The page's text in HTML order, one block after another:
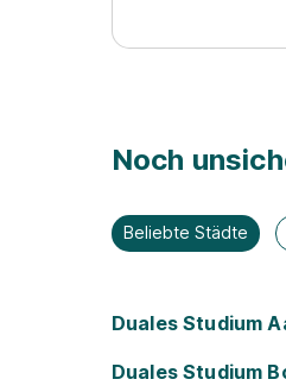
Noch
Beliebte Städte
Duales Studium
Duales Studium